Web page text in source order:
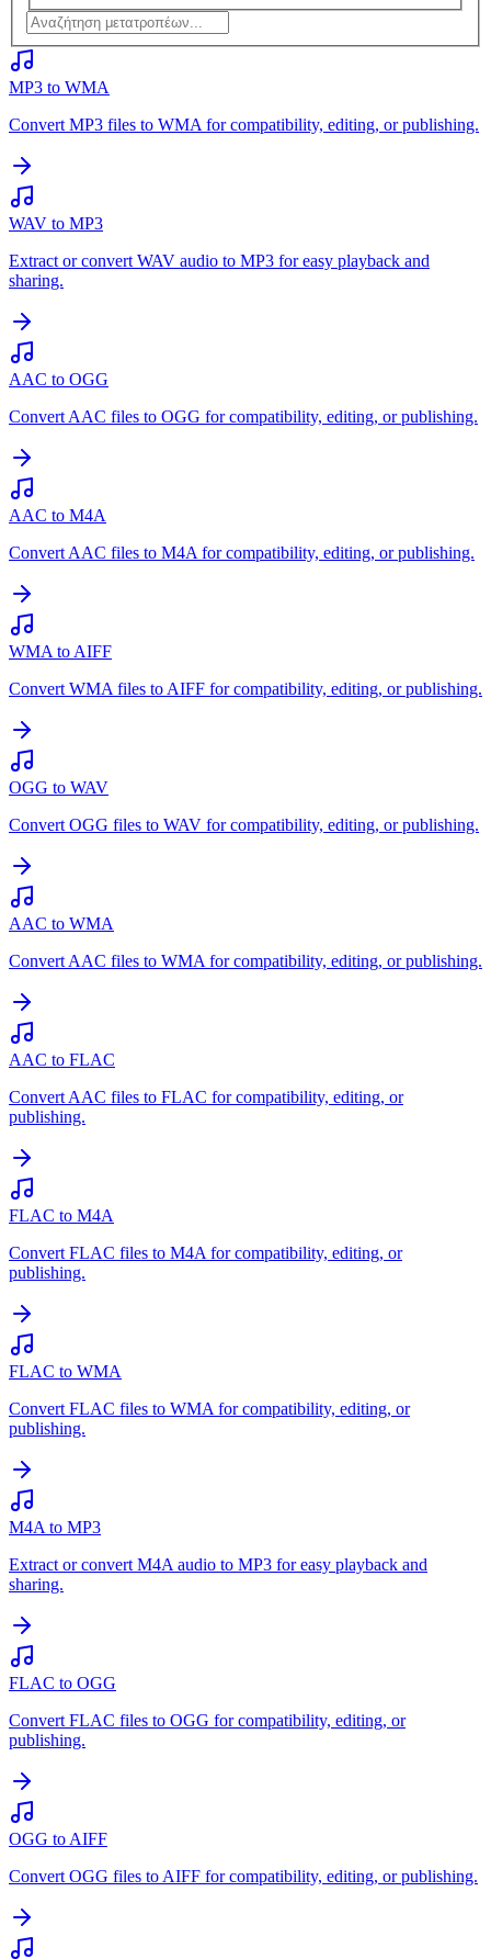
MP3 to WMA
Convert MP3 files to WMA for compatibility, editing, or publishing.
WAV to MP3
Extract or convert WAV audio to MP3 for easy playback and
sharing.
AAC to OGG
Convert AAC files to OGG for compatibility, editing, or publishing.
AAC to M4A
Convert AAC files to M4A for compatibility, editing, or publishing.
WMA to AIFF
Convert WMA files to AIFF for compatibility, editing, or publishing.
OGG to WAV
Convert OGG files to WAV for compatibility, editing, or publishing.
AAC to WMA
Convert AAC files to WMA for compatibility, editing, or publishing.
AAC to FLAC
Convert AAC files to FLAC for compatibility, editing, or
publishing.
FLAC to M4A
Convert FLAC files to M4A for compatibility, editing, or
publishing.
FLAC to WMA
Convert FLAC files to WMA for compatibility, editing, or
publishing.
M4A to MP3
Extract or convert M4A audio to MP3 for easy playback and
sharing.
FLAC to OGG
Convert FLAC files to OGG for compatibility, editing, or
publishing.
OGG to AIFF
Convert OGG files to AIFF for compatibility, editing, or publishing.